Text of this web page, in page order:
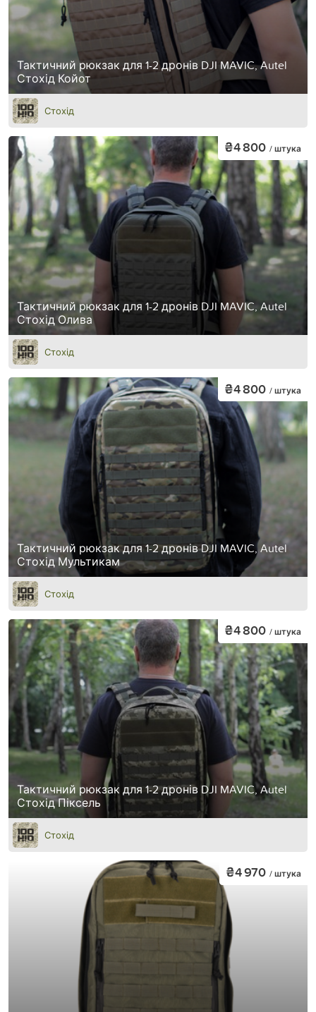
Тактичний рюкзак для 1-2 дронів DJI MAVIC, Autel
Стохід Койот
Стохід
Тактичний рюкзак для 1-2 дронів DJI MAVIC, Autel
Стохід Олива
₴4 800 / штука
Стохід
Тактичний рюкзак для 1-2 дронів DJI MAVIC, Autel
Стохід Мультикам
₴4 800 / штука
Стохід
Тактичний рюкзак для 1-2 дронів DJI MAVIC, Autel
Стохід Піксель
₴4 800 / штука
Стохід
₴4 970 / штука